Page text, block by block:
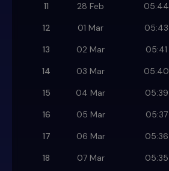
11
28 Feb 05:44
12
01 Mar 05:43
13
02 Mar 05:41
14
03 Mar 05:40
15
04 Mar 05:39
16
05 Mar 05:37
17
06 Mar 05:36
18
07 Mar 05:35